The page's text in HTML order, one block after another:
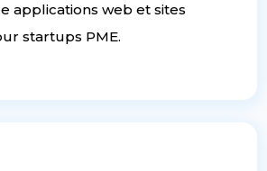
applications web et sites
startups PME.